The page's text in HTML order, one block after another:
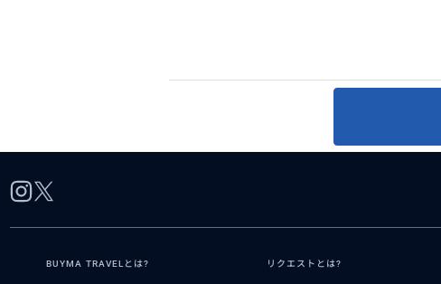
BUYMA TRAVELとは? リクエストとは?